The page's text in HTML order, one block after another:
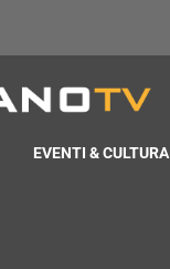
EVENTI & CULTURA